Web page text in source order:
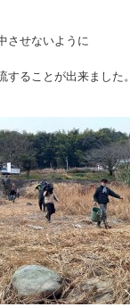
させないように
ることが出来ました。